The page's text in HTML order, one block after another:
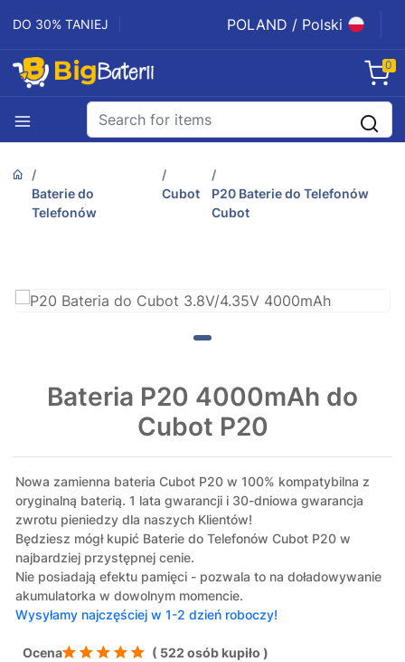
DO 30% TANIEJ POLAND / Polski
0
Baterie do
Telefonów
Cubot
P20 Baterie do Telefonów
Cubot
Bateria P20 4000mAh do
Cubot P20
Nowa zamienna bateria Cubot P20 w 100% kompatybilna z
oryginalną baterią. 1 lata gwarancji i 30-dniowa gwarancja
zwrotu pieniedzy dla naszych Klientów!
Będziesz mógł kupić Baterie do Telefonów Cubot P20 w
najbardziej przystępnej cenie.
Nie posiadają efektu pamięci - pozwala to na doładowywanie
akumulatorka w dowolnym momencie.
Wysyłamy najczęściej w 1-2 dzień roboczy!
Ocena ( 522 osób kupiło )